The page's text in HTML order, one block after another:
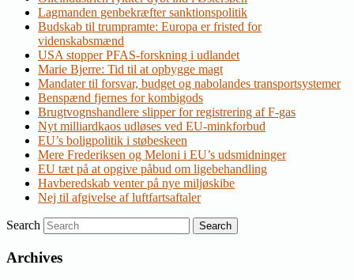
Lagmanden genbekræfter sanktionspolitik
Budskab til trumpramte: Europa er fristed for
videnskabsmænd
USA stopper PFAS-forskning i udlandet
Marie Bjerre: Tid til at opbygge magt
Mandater til forsvar, budget og nabolandes transportsystemer
Benspænd fjernes for kombigods
Brugtvognshandlere slipper for registrering af F-gas
Nyt milliardkaos udløses ved EU-minkforbud
EU’s boligpolitik i støbeskeen
Mere Frederiksen og Meloni i EU’s udsmidninger
EU tæt på at opgive påbud om ligebehandling
Havberedskab venter på nye miljøskibe
Nej til afgivelse af luftfartsaftaler
Search
Archives